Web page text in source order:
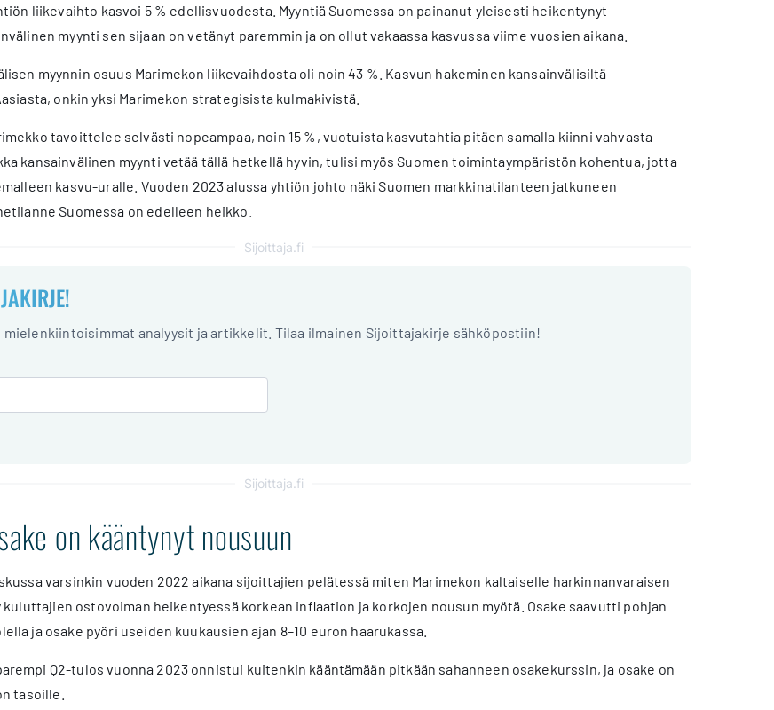
liikevaihto kasvoi 5 % edellisvuodesta. Myyntiä Suomessa on painanut yleisesti heikentynyt
myynti sen sijaan on vetänyt paremmin ja on ollut vakaassa kasvussa viime vuosien aikana.
myynnin osuus Marimekon liikevaihdosta oli noin 43 %. Kasvun hakeminen kansainvälisiltä
onkin yksi Marimekon strategisista kulmakivistä.
tavoittelee selvästi nopeampaa, noin 15 %, vuotuista kasvutahtia pitäen samalla kiinni vahvasta
kansainvälinen myynti vetää tällä hetkellä hyvin, tulisi myös Suomen toimintaympäristön kohentua, jotta
kasvu-uralle. Vuoden 2023 alussa yhtiön johto näki Suomen markkinatilanteen jatkuneen
Suomessa on edelleen heikko.
Sijoittaja.fi
analyysit ja artikkelit. Tilaa ilmainen Sijoittajakirje sähköpostiin!
Sijoittaja.fi
on kääntynyt nousuun
varsinkin vuoden 2022 aikana sijoittajien pelätessä miten Marimekon kaltaiselle harkinnanvaraisen
ostovoiman heikentyessä korkean inflaation ja korkojen nousun myötä. Osake saavutti pohjan
ja osake pyöri useiden kuukausien ajan 8–10 euron haarukassa.
Q2-tulos vuonna 2023 onnistui kuitenkin kääntämään pitkään sahanneen osakekurssin, ja osake on
tasoille.